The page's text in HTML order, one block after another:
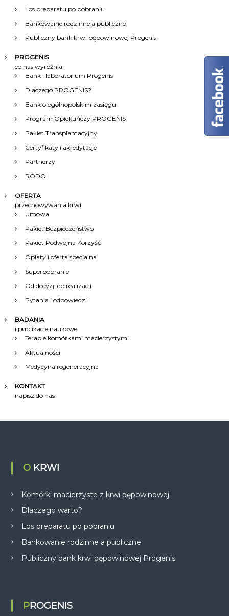
w
Los preparatu po pobraniu
Bankowanie rodzinne a publiczne
Publiczny bank krwi pępowinowej Progenis
PROGENIS
co nas wyróżnia
Bank i laboratorium Progenis
Dlaczego PROGENIS?
Bank o ogólnopolskim zasięgu
Program Opiekuńczy PROGENIS
Pakiet Transplantacyjny
Certyfikaty i akredytacje
Partnerzy
RODO
OFERTA
przechowywania krwi
Umowa
Pakiet Bezpieczeństwo
Pakiet Podwójna Korzyść
Opłaty i oferta specjalna
Superpobranie
Od decyzji do realizacji
Pytania i odpowiedzi
BADANIA
i publikacje naukowe
Terapie komórkami macierzystymi
Aktualności
Medycyna regeneracyjna
KONTAKT
napisz do nas
O KRWI
Komórki macierzyste z krwi pępowinowej
Dlaczego warto?
Los preparatu po pobraniu
Bankowanie rodzinne a publiczne
Publiczny bank krwi pępowinowej Progenis
PROGENIS